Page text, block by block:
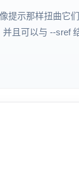
示那样扭曲它
且可以与 --sref